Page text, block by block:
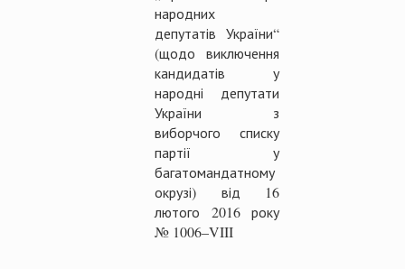
народних
депутатів України“
(щодо виключення
кандидатів у
народні депутати
України з
виборчого списку
партії у
багатомандатному
окрузі) від 16
лютого 2016 року
№ 1006–VIII